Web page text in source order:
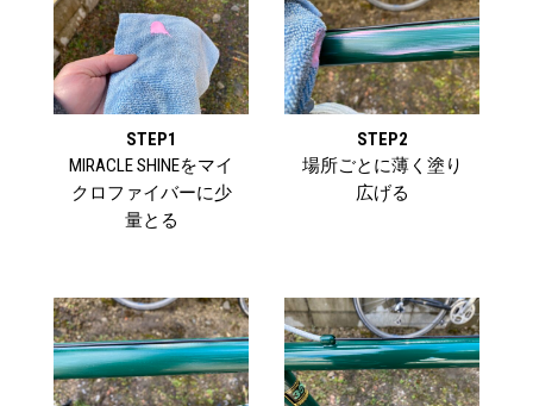
STEP1
MIRACLE SHINEをマイ
クロファイバーに少
量とる
STEP2
場所ごとに薄く塗り
広げる